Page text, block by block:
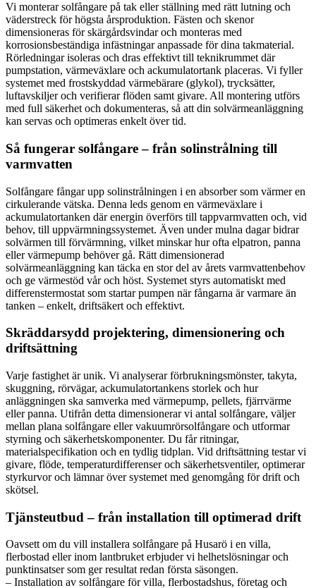
Vi monterar solfångare på tak eller ställning med rätt lutning och
väderstreck för högsta årsproduktion. Fästen och skenor
dimensioneras för skärgårdsvindar och monteras med
korrosionsbeständiga infästningar anpassade för dina takmaterial.
Rörledningar isoleras och dras effektivt till teknikrummet där
pumpstation, värmeväxlare och ackumulatortank placeras. Vi fyller
systemet med frostskyddad värmebärare (glykol), trycksätter,
luftavskiljer och verifierar flöden samt givare. All montering utförs
med full säkerhet och dokumenteras, så att din solvärmeanläggning
kan servas och optimeras enkelt över tid.
Så fungerar solfångare – från solinstrålning till
varmvatten
Solfångare fångar upp solinstrålningen i en absorber som värmer en
cirkulerande vätska. Denna leds genom en värmeväxlare i
ackumulatortanken där energin överförs till tappvarmvatten och, vid
behov, till uppvärmningssystemet. Även under mulna dagar bidrar
solvärmen till förvärmning, vilket minskar hur ofta elpatron, panna
eller värmepump behöver gå. Rätt dimensionerad
solvärmeanläggning kan täcka en stor del av årets varmvattenbehov
och ge värmestöd vår och höst. Systemet styrs automatiskt med
differenstermostat som startar pumpen när fångarna är varmare än
tanken – enkelt, driftsäkert och effektivt.
Skräddarsydd projektering, dimensionering och
driftsättning
Varje fastighet är unik. Vi analyserar förbrukningsmönster, takyta,
skuggning, rörvägar, ackumulatortankens storlek och hur
anläggningen ska samverka med värmepump, pellets, fjärrvärme
eller panna. Utifrån detta dimensionerar vi antal solfångare, väljer
mellan plana solfångare eller vakuumrörsolfångare och utformar
styrning och säkerhetskomponenter. Du får ritningar,
materialspecifikation och en tydlig tidplan. Vid driftsättning testar vi
givare, flöde, temperaturdifferenser och säkerhetsventiler, optimerar
styrkurvor och lämnar över systemet med genomgång för drift och
skötsel.
Tjänsteutbud – från installation till optimerad drift
Oavsett om du vill installera solfångare på Husarö i en villa,
flerbostad eller inom lantbruket erbjuder vi helhetslösningar och
punktinsatser som ger resultat redan första säsongen.
– Installation av solfångare för villa, flerbostadshus, företag och